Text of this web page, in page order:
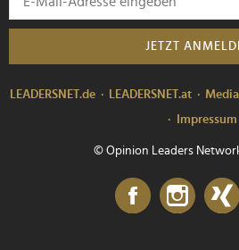
JETZT
LEADERSNET.de LEADERSNET.at
Impressum
© Opinion Leaders